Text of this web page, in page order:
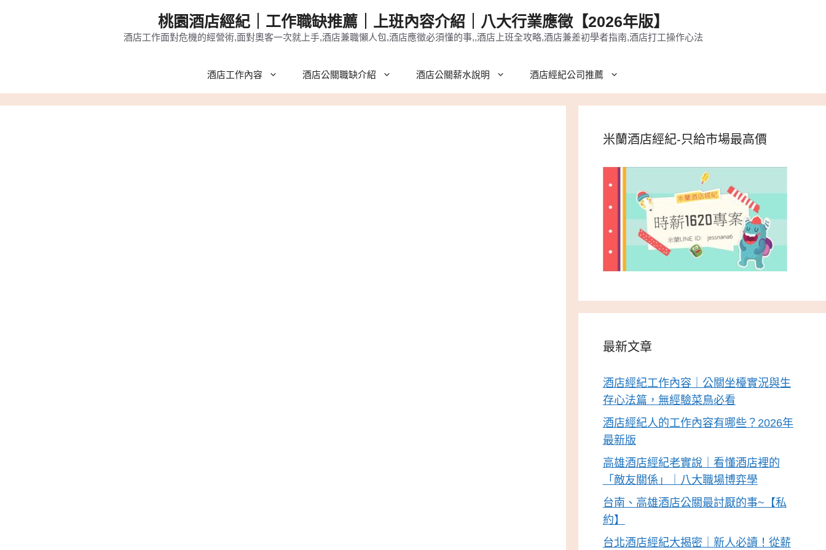
容
桃園酒店經紀｜工作職缺推薦｜上班內容介紹｜八大行業應徵【2026年版】
酒店工作面對危機的經營術,面對奧客一次就上手,酒店兼職懶人包,酒店應徵必須懂的事,,酒店上班全攻略,酒店兼差初學者指南,酒店打工操作心法
酒店工作內容 酒店公關職缺介紹 酒店公關薪水說明 酒店經紀公司推薦
米蘭酒店經紀-只給市場最高價
最新文章
酒店經紀工作內容｜公關坐檯實況與生
存心法篇，無經驗菜鳥必看
酒店經紀人的工作內容有哪些？2026年
最新版
高雄酒店經紀老實說｜看懂酒店裡的
「敵友關係」｜八大職場博弈學
台南、高雄酒店公關最討厭的事~【私
約】
台北酒店經紀大揭密｜新人必讀！從薪